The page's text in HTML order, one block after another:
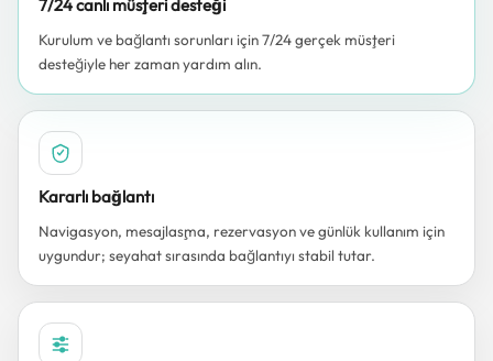
7/24 canlı müşteri desteği
Kurulum ve bağlantı sorunları için 7/24 gerçek müşteri
desteğiyle her zaman yardım alın.
Kararlı bağlantı
Navigasyon, mesajlaşma, rezervasyon ve günlük kullanım için
uygundur; seyahat sırasında bağlantıyı stabil tutar.